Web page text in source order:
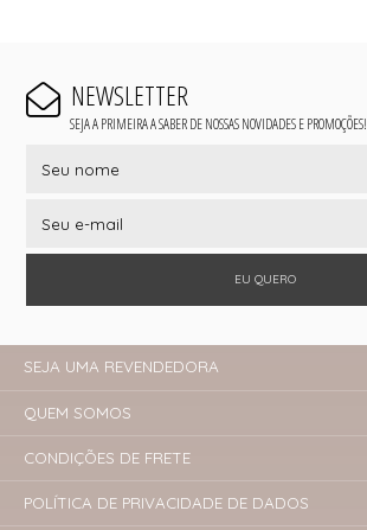
NEWSLETTER
SEJA A PRIMEIRA A SABER DE NOSSAS NOVIDADES E PROMOÇÕES!
EU QUERO
SEJA UMA REVENDEDORA
QUEM SOMOS
CONDIÇÕES DE FRETE
POLÍTICA DE PRIVACIDADE DE DADOS